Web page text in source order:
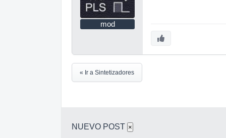
mod
« Ir a Sintetizadores
NUEVO POST ×